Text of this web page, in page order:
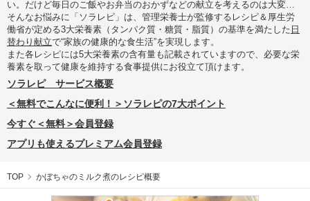
い。だけど毎日のご飯やお弁当のおかずなどの献立を考えるのは大変…
そんなお悩みに「ソラレピ」は、管理栄養士が監修するレシピ＆厚生労
働省が定める3大栄養素（タンパク質・糖質・脂質）の基準を満たした 日
替わり献立で“家族の健康的な食生活”を実現します。
また各レシピには5大栄養素の含有量も記載されていますので、必要な栄
養素を取って健康を維持する食事提供にお役立て頂けます。
ソラレピ サービス概要
＜無料でこんなに便利！＞ソラレピの7大ポイント
今すぐ＜無料＞会員登録
アプリも使えるプレミアム会員登録
TOP かぼちゃのミルク煮のレシピ概要